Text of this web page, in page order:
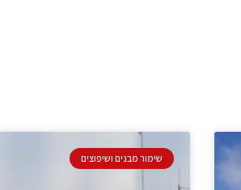
שימור מבנים ושיפוצים